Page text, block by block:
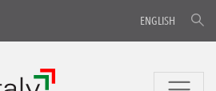
ENGLISH